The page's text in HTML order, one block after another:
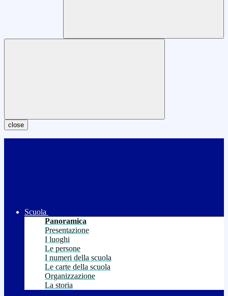
close
Scuola
Panoramica
Presentazione
I luoghi
Le persone
I numeri della scuola
Le carte della scuola
Organizzazione
La storia